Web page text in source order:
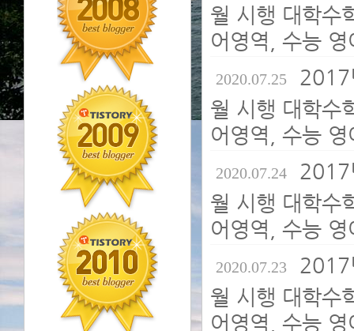
월 시행 대학수
어영역, 수능
2020.07.25 2017
월 시행 대학수
어영역, 수능
2020.07.24 2017
월 시행 대학수
어영역, 수능
2020.07.23 2017
월 시행 대학수
어영역, 수능